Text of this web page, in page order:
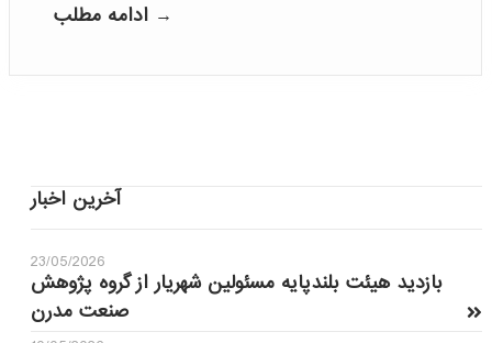
ادامه مطلب →
آخرین اخبار
23/05/2026
بازدید هیئت بلندپایه مسئولین شهریار از گروه پژوهش
صنعت مدرن